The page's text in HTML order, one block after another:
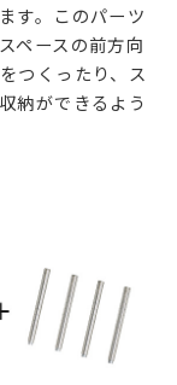
す。このパーツ
ペースの前方向
つくったり、ス
納ができるよう